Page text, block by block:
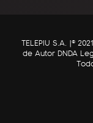
C5N Autos
RatingCero
TELEPIU S.A. |©
de Autor DNDA